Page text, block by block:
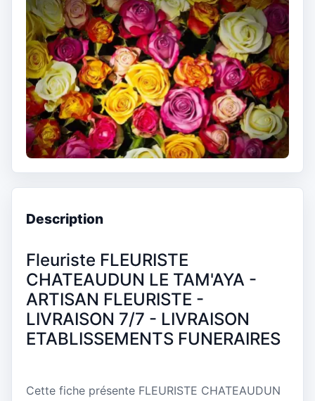
Description
Fleuriste FLEURISTE
CHATEAUDUN LE TAM'AYA -
ARTISAN FLEURISTE -
LIVRAISON 7/7 - LIVRAISON
ETABLISSEMENTS FUNERAIRES
Cette fiche présente FLEURISTE CHATEAUDUN